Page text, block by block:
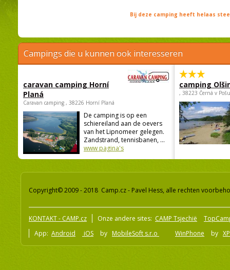
Bij deze camping heeft helaas
Campings die u kunnen ook interesseren
caravan camping Horní
Planá
Caravan camping , 38226 Horní Planá
De camping is op een
schiereiland aan de oevers
van het Lipnomeer gelegen.
Zandstrand, tennisbanen, ...
www pagina's
camping
, 38223 Černá v
Copyright© 2009 - 2018 Camp.cz - Pavel Hess, alle rechten
KONTAKT - CAMP.cz Onze andere sites: CAMP Tsjechië
App: Android iOS by MobileSoft s.r.o WinPhone by